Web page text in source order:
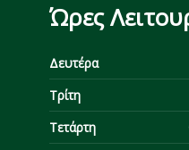
Ώρες
Δευτέρα
Τρίτη
Τετάρτη